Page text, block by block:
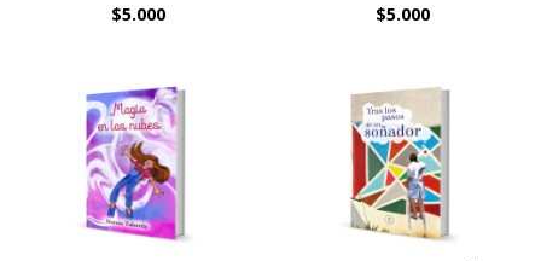
$5.000 $5.000